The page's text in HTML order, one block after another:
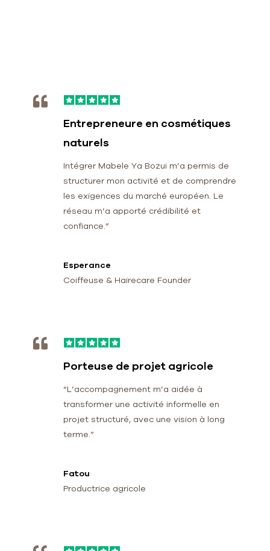
Entrepreneure en cosmétiques
naturels
Intégrer Mabele Ya Bozui m’a permis de
structurer mon activité et de comprendre
les exigences du marché européen. Le
réseau m’a apporté crédibilité et
confiance.”
Esperance
Coiffeuse & Hairecare Founder
Porteuse de projet agricole
“L’accompagnement m’a aidée à
transformer une activité informelle en
projet structuré, avec une vision à long
terme.”
Fatou
Productrice agricole